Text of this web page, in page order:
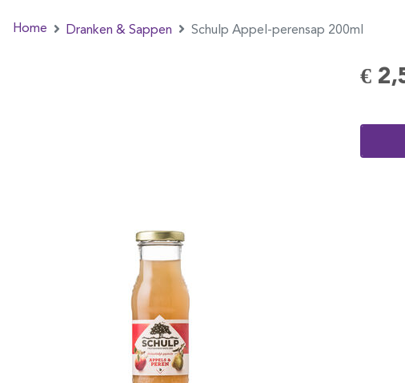
Home Dranken & Sappen Schulp Appel-perensap 200ml
€